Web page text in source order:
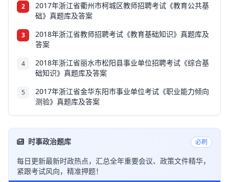
2
2017年浙江省衢州市柯城区教师招聘考试《教育公共基
础》真题库及答案
3
2018年浙江省教师招聘考试《教育基础知识》真题库及
答案
4
2018年浙江省丽水市松阳县事业单位招聘考试《综合基
础知识》真题库及答案
5
2017年浙江省金华东阳市事业单位考试《职业能力倾向
测验》真题库及答案
时事政治题库 必刷
每日更新最新时政热点，汇总全年重要会议、政策文件精华，
紧跟考试风向，精准押题！